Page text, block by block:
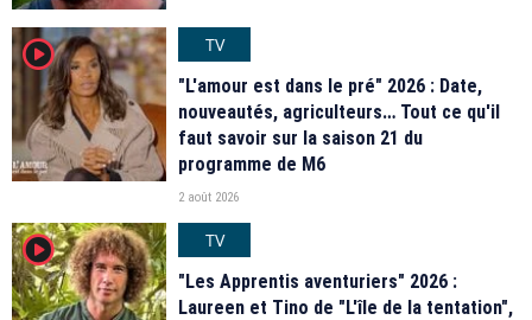
player2
TV
"L'amour est dans le pré" 2026 : Date,
nouveautés, agriculteurs… Tout ce qu'il
faut savoir sur la saison 21 du
programme de M6
2 août 2026
player2
TV
"Les Apprentis aventuriers" 2026 :
Laureen et Tino de "L'île de la tentation",